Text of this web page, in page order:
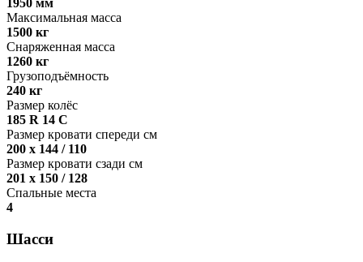
1950 мм
Максимальная масса
1500 кг
Снаряженная масса
1260 кг
Грузоподъёмность
240 кг
Размер колёс
185 R 14 C
Размер кровати спереди см
200 x 144 / 110
Размер кровати сзади см
201 x 150 / 128
Спальные места
4
Шасси